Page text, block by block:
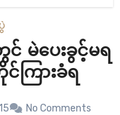
င် မဲပေးခွင့်မရ
င်ကြားခံရ
No Comments